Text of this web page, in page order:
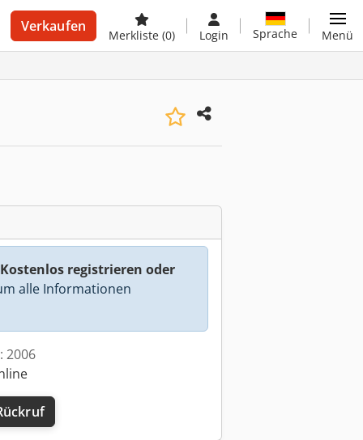
Verkaufen
Merkliste (0) Login Sprache Menü
Kostenlos registrieren oder
alle Informationen
2006